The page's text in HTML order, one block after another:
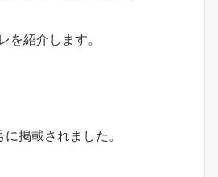
を紹介します。
掲載されました。